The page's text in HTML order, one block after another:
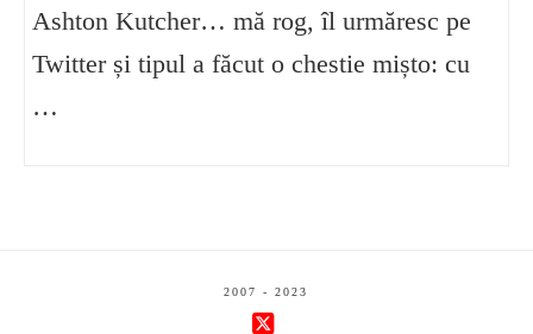
Ashton Kutcher… mă rog, îl urmăresc pe
Twitter și tipul a făcut o chestie mișto: cu
…
2007 - 2023